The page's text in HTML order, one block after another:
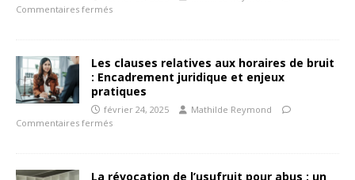
Commentaires fermés
Les clauses relatives aux horaires de bruit
: Encadrement juridique et enjeux
pratiques
février 24, 2025
Mathilde Reymond
Commentaires fermés
La révocation de l’usufruit pour abus : un